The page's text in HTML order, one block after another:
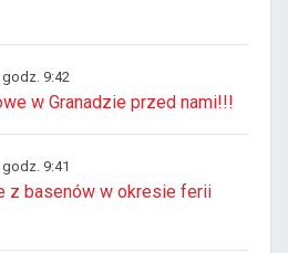
godz. 9:42
w Granadzie przed nami!!!
9:41
z basenów w okresie ferii